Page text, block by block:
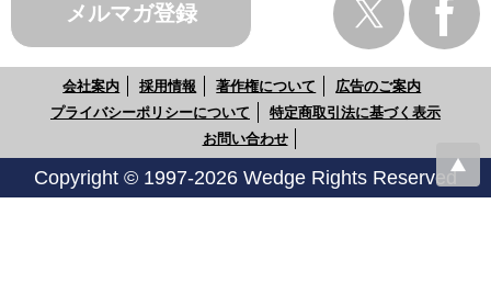
メルマガ登録
会社案内 採用情報 著作権について
広告のご案内
プライバシーポリシーについて
特定商取引法に基づく表示
お問い合わせ
Copyright © 1997-2026 Wedge Rights Reserved